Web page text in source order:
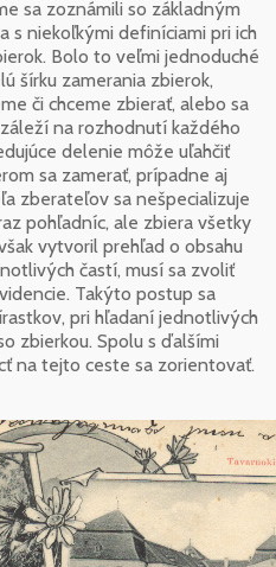
sa zoznámili so základným
s niekoľkými definíciami pri ich
Bolo to veľmi jednoduché
šírku zamerania zbierok,
či chceme zbierať, alebo sa
na rozhodnutí každého
delenie môže uľahčiť
sa zamerať, prípadne aj
zberateľov sa nešpecializuje
pohľadníc, ale zbiera všetky
vytvoril prehľad o obsahu
častí, musí sa zvoliť
Takýto postup sa
pri hľadaní jednotlivých
zbierkou. Spolu s ďalšími
na tejto ceste sa zorientovať.